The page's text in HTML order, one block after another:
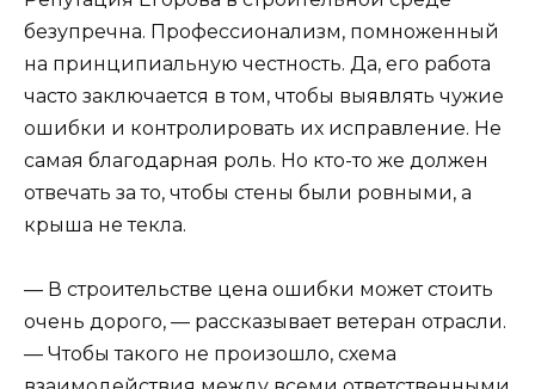
безупречна. Профессионализм, помноженный
на принципиальную честность. Да, его работа
часто заключается в том, чтобы выявлять чужие
ошибки и контролировать их исправление. Не
самая благодарная роль. Но кто-то же должен
отвечать за то, чтобы стены были ровными, а
крыша не текла.
— В строительстве цена ошибки может стоить
очень дорого, — рассказывает ветеран отрасли.
— Чтобы такого не произошло, схема